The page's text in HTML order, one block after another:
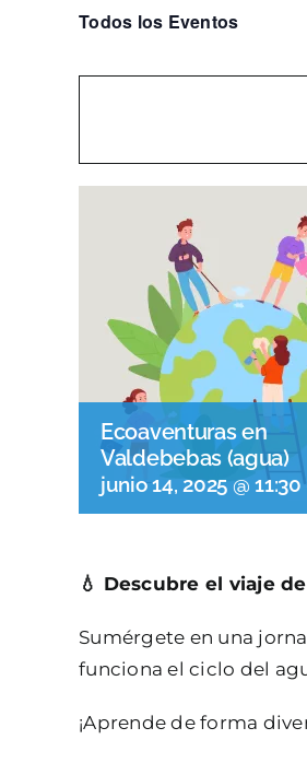
Todos los Eventos
Ecoaventuras en
Valdebebas (agua)
junio 14, 2025 @ 11:30
💧 Descubre el viaje
Sumérgete en una
funciona el ciclo del
¡Aprende de forma